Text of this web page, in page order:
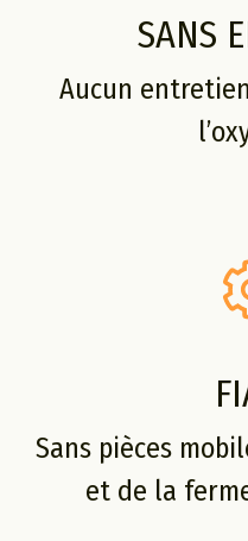
SANS
Aucun
Sans pièces
et de la